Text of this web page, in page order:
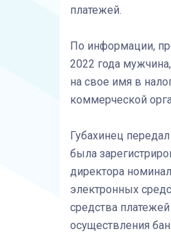
платежей.
По информации,
2022 года
на свое имя в
коммерческой
Губахинец
была
директора
электронных
средства
осуществления